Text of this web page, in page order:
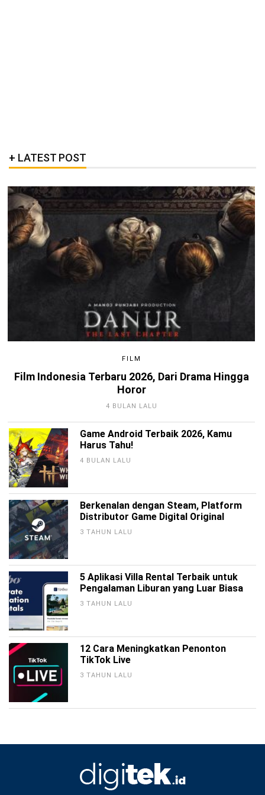
LATEST POST
FILM
Film Indonesia Terbaru 2026, Dari Drama Hingga
Horor
4 BULAN LALU
Game Android Terbaik 2026, Kamu
Harus Tahu!
4 BULAN LALU
Berkenalan dengan Steam, Platform
Distributor Game Digital Original
3 TAHUN LALU
5 Aplikasi Villa Rental Terbaik untuk
Pengalaman Liburan yang Luar Biasa
3 TAHUN LALU
12 Cara Meningkatkan Penonton
TikTok Live
3 TAHUN LALU